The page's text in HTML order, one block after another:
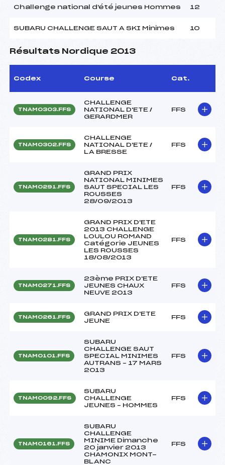
Challenge national d'été jeunes Hommes 12
SUBARU CHALLENGE SAUT A SKI Minimes 10
Résultats Nordique 2013
Codex Course Cat.
TNAM0303.FFS
CHALLENGE
NATIONAL D'ETE /
GERARDMER
FFS
TNAM0302.FFS
CHALLENGE
NATIONAL D'ETE /
LA BRESSE
FFS
TNAM0291.FFS
GRAND PRIX
NATIONAL MINIMES
SAUT SPECIAL LES
ROUSSES
28/09/2013
FFS
TNAM0281.FFS
GRAND PRIX D'ETE
2013 CHALLENGE
LOULOU ROMAND
Catégorie JEUNES
LES ROUSSES
18/08/2013
FFS
TNAM0271.FFS
23ème PRIX D'ETE
JEUNES CHAUX
NEUVE 2013
FFS
TNAM0261.FFS
GRAND PRIX D'ETE
JEUNE
FFS
TNAM0101.FFS
SUBARU
CHALLENGE SAUT
SPECIAL MINIMES
AUTRANS – 17 MARS
2013
FFS
TNAM0092.FFS
SUBARU
CHALLENGE
JEUNES – HOMMES
FFS
TNAM0161.FFS
SUBARU
CHALLENGE
MINIME Dimanche
20 janvier 2013
CHAMONIX MONT-
BLANC
FFS